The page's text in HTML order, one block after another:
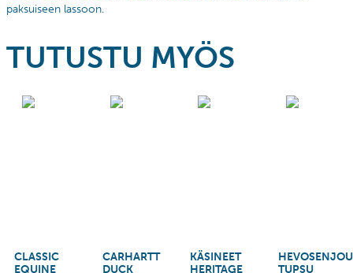
paksuiseen lassoon.
TUTUSTU MYÖS
CLASSIC
EQUINE
CARHARTT
DUCK
KÄSINEET
HERITAGE
TUPSU